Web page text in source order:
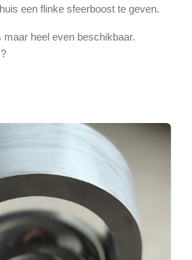
een flinke sfeerboost te geven.
heel even beschikbaar.